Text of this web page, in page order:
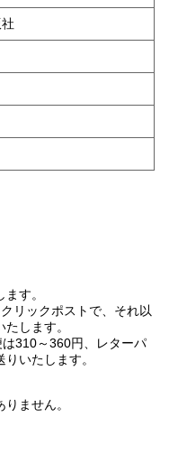
す。
リックポストで、それ以
します。
310～360円、レターパ
いたします。
ません。